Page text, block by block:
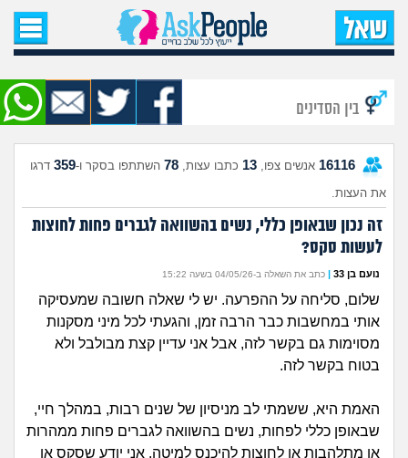
עמוד הבית
שאל שאלה
שאלות חדשות
שאלות שעוררו עניין
עצות חדשות
מה קורה כאן?
מתחם הטיפים
זוגיות
חיפוש שאלות
בין הסדינים
16116 אנשים צפו, 13 כתבו עצות, 78 השתתפו בסקר ו-359 דרגו
את העצות.
זה נכון שבאופן כללי, נשים בהשוואה לגברים פחות לחוצות
לעשות סקס?
נועם בן 33 | כתב את השאלה ב-04/05/26 בשעה 15:22
שלום, סליחה על ההפרעה. יש לי שאלה חשובה שמעסיקה
אותי במחשבות כבר הרבה זמן, והגעתי לכל מיני מסקנות
מסוימות גם בקשר לזה, אבל אני עדיין קצת מבולבל ולא
בטוח בקשר לזה.
האמת היא, ששמתי לב מניסיון של שנים רבות, במהלך חיי,
שבאופן כללי לפחות, נשים בהשוואה לגברים פחות ממהרות
או מתלהבות או לחוצות להיכנס למיטה. אני יודע שסקס או